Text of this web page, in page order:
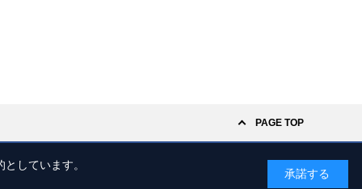
PAGE TOP
しています。
承諾する